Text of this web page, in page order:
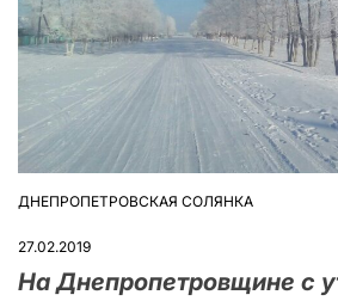
ОПУБЛІКУВАТИ
ДНЕПРОПЕТРОВСКАЯ СОЛЯНКА
27.02.2019
На Днепропетровщине с